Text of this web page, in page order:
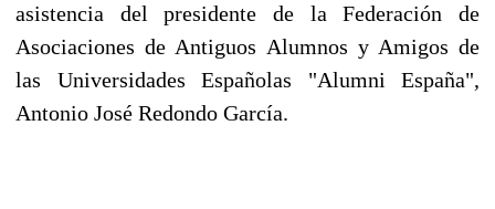
asistencia del presidente de la Federación de
Asociaciones de Antiguos Alumnos y Amigos de
las Universidades Españolas "Alumni España",
Antonio José Redondo García.